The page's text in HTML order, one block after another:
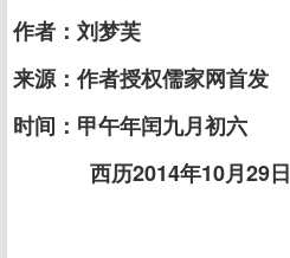
作者：刘梦芙
来源：作者授权儒家网首发
时间：甲午年闰九月初六
西历2014年10月29日